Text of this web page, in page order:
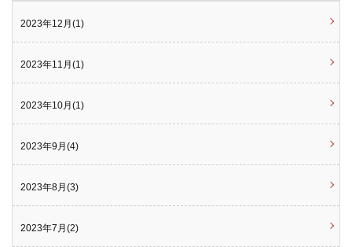
2023年12月(1)
2023年11月(1)
2023年10月(1)
2023年9月(4)
2023年8月(3)
2023年7月(2)